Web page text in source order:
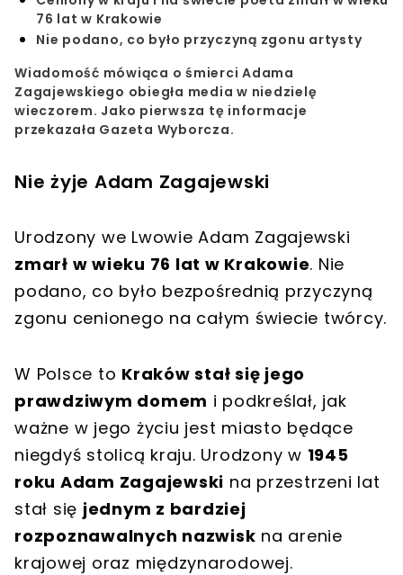
76 lat w Krakowie
Nie podano, co było przyczyną zgonu artysty
Wiadomość mówiąca o śmierci Adama
Zagajewskiego obiegła media w niedzielę
wieczorem. Jako pierwsza tę informacje
przekazała Gazeta Wyborcza.
Nie żyje Adam Zagajewski
Urodzony we Lwowie Adam Zagajewski
zmarł w wieku 76 lat w Krakowie. Nie
podano, co było bezpośrednią przyczyną
zgonu cenionego na całym świecie twórcy.
W Polsce to Kraków stał się jego
prawdziwym domem i podkreślał, jak
ważne w jego życiu jest miasto będące
niegdyś stolicą kraju. Urodzony w 1945
roku Adam Zagajewski na przestrzeni lat
stał się jednym z bardziej
rozpoznawalnych nazwisk na arenie
krajowej oraz międzynarodowej.